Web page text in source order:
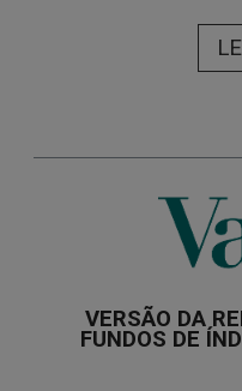
VERSÃO DA
FUNDOS DE